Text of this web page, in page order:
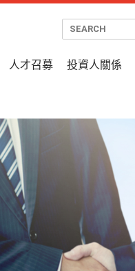
投資人關係
人才召募